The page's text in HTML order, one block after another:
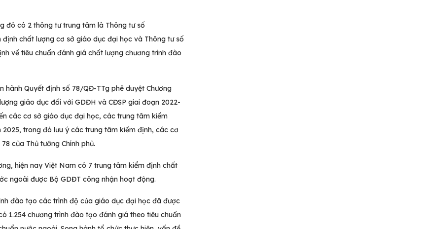
đó có 2 thông tư trung tâm là Thông tư số
chất lượng cơ sở giáo dục đại học và Thông tư số
về tiêu chuẩn đánh giá chất lượng chương trình đào
Quyết định số 78/QĐ-TTg phê duyệt Chương
giáo dục đối với GDĐH và CĐSP giai đoạn 2022-
các cơ sở giáo dục đại học, các trung tâm kiểm
trong đó lưu ý các trung tâm kiểm định, các cơ
của Thủ tướng Chính phủ.
hiện nay Việt Nam có 7 trung tâm kiểm định chất
ngoài được Bộ GDĐT công nhận hoạt động.
đào tạo các trình độ của giáo dục đại học đã được
1.254 chương trình đào tạo đánh giá theo tiêu chuẩn